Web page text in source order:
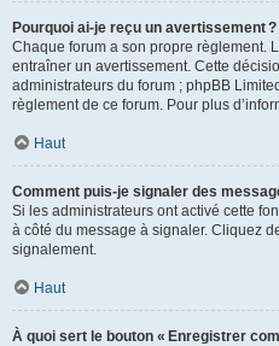
Pourquoi ai-je reçu un avertissement ?
Chaque forum a son propre règlement.
entraîner un avertissement. Cette
administrateurs du forum ; phpBB
règlement de ce forum. Pour plus
Haut
Comment puis-je signaler des
Si les administrateurs ont activé cette
à côté du message à signaler. Cliquez
signalement.
Haut
À quoi sert le bouton « Enregistrer